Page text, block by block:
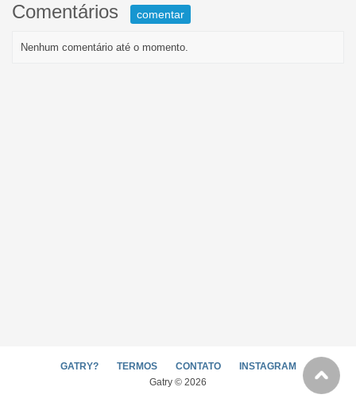
Comentários comentar
Nenhum comentário até o momento.
GATRY? TERMOS CONTATO
INSTAGRAM
Gatry © 2026